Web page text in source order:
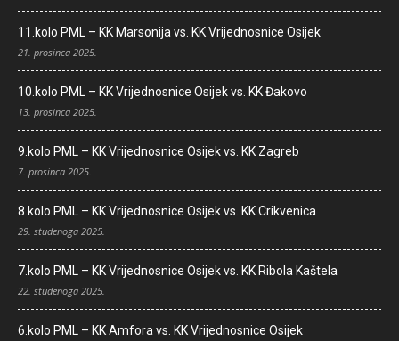
11.kolo PML – KK Marsonija vs. KK Vrijednosnice Osijek
21. prosinca 2025.
10.kolo PML – KK Vrijednosnice Osijek vs. KK Đakovo
13. prosinca 2025.
9.kolo PML – KK Vrijednosnice Osijek vs. KK Zagreb
7. prosinca 2025.
8.kolo PML – KK Vrijednosnice Osijek vs. KK Crikvenica
29. studenoga 2025.
7.kolo PML – KK Vrijednosnice Osijek vs. KK Ribola Kaštela
22. studenoga 2025.
6.kolo PML – KK Amfora vs. KK Vrijednosnice Osijek